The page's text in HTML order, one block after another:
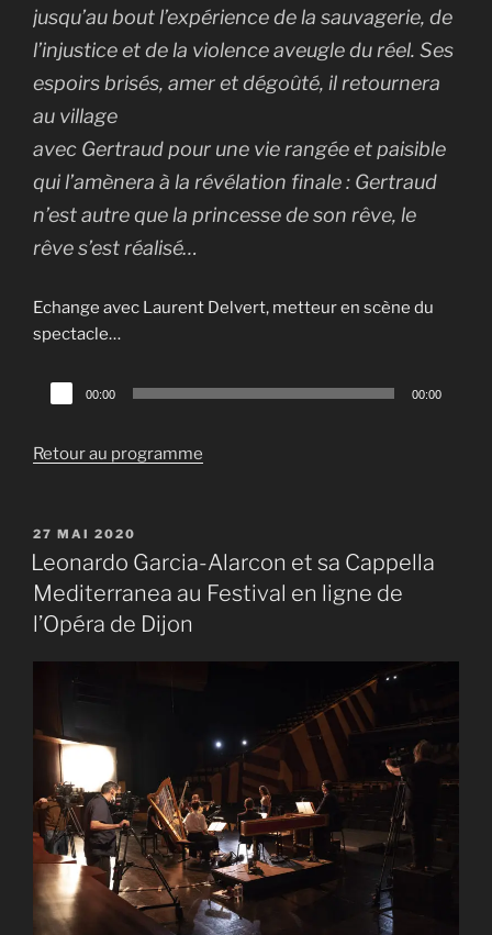
jusqu’au bout l’expérience de la sauvagerie, de
l’injustice et de la violence aveugle du réel. Ses
espoirs brisés, amer et dégoûté, il retournera
au village
avec Gertraud pour une vie rangée et paisible
qui l’amènera à la révélation finale : Gertraud
n’est autre que la princesse de son rêve, le
rêve s’est réalisé…
Echange avec Laurent Delvert, metteur en scène du
spectacle…
Lecteur
audio
00:00 00:00
Retour au programme
PUBLIÉ
LE
27 MAI 2020
Leonardo Garcia-Alarcon et sa Cappella
Mediterranea au Festival en ligne de
l’Opéra de Dijon